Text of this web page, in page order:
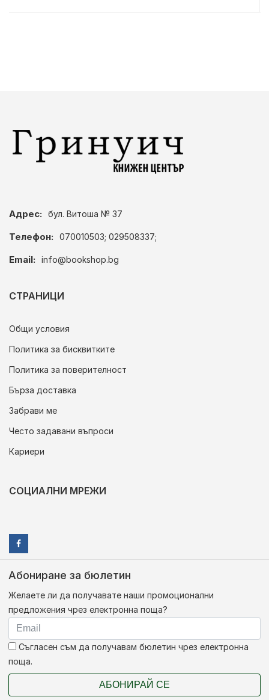
Адрес: бул. Витоша № 37
Телефон: 070010503; 029508337;
Email: info@bookshop.bg
СТРАНИЦИ
Общи условия
Политика за бисквитките
Политика за поверителност
Бърза доставка
Забрави ме
Често задавани въпроси
Кариери
СОЦИАЛНИ МРЕЖИ
Абониране за бюлетин
Желаете ли да получавате наши промоционални
предложения чрез електронна поща?
Съгласен съм да получавам бюлетин чрез електронна
поща.
АБОНИРАЙ СЕ